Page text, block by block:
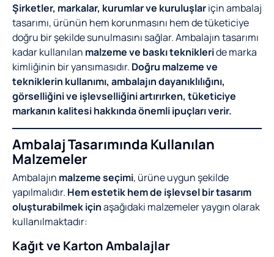
Şirketler, markalar, kurumlar ve kuruluşlariçin ambalaj
tasarımı, ürünün hem korunmasını hem de tüketiciye
doğru bir şekilde sunulmasını sağlar. Ambalajın tasarımı
kadar kullanılan malzeme ve baskı teknikleride marka
kimliğinin bir yansımasıdır. Doğru malzeme ve
tekniklerin kullanımı, ambalajın dayanıklılığını,
görselliğini ve işlevselliğini artırırken, tüketiciye
markanın kalitesi hakkında önemli ipuçları verir.
Ambalaj Tasarımında Kullanılan
Malzemeler
Ambalajın malzeme seçimi, ürüne uygun şekilde
yapılmalıdır. Hem estetik hem de işlevsel bir tasarım
oluşturabilmek içinaşağıdaki malzemeler yaygın olarak
kullanılmaktadır:
Kağıt ve Karton Ambalajlar